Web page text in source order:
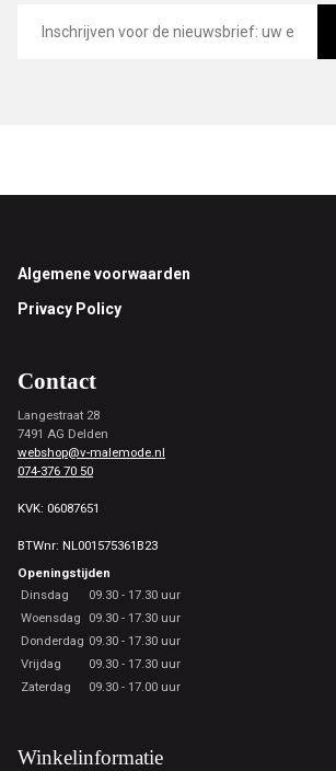
mailadres
Footer
Algemene voorwaarden
Privacy Policy
Contact
Langestraat 28
7491 AG Delden
webshop@v-malemode.nl
074-376 70 50
KVK: 06087651
BTWnr: NL001575361B23
Openingstijden
Dinsdag
09.30 - 17.30 uur
Woensdag
09.30 - 17.30 uur
Donderdag 09.30 - 17.30 uur
Vrijdag
09.30 - 17.30 uur
Zaterdag
09.30 - 17.00 uur
Winkelinformatie